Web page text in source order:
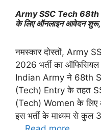
Army SSC Tech
के लिए ऑनलाइन आवेदन
नमस्कार दोस्तों, Army
2026 भर्ती का ऑफिसियल
Indian Army ने 68th
(Tech) Entry के तहत
(Tech) Women के लिए
इस भर्ती के माध्यम से कुल